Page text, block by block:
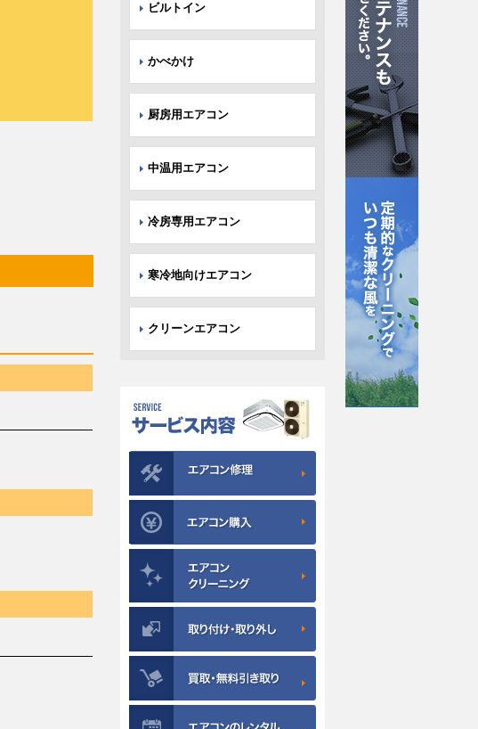
ビルトイン
かべかけ
厨房用エアコン
中温用エアコン
冷房専用エアコン
寒冷地向けエアコン
クリーンエアコン